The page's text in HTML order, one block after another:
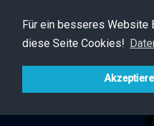
Für ein besseres Website
diese Seite Cookies!
BAND
BERRY BLUE & FRIENDS
Live Jazz im MAMPF
&